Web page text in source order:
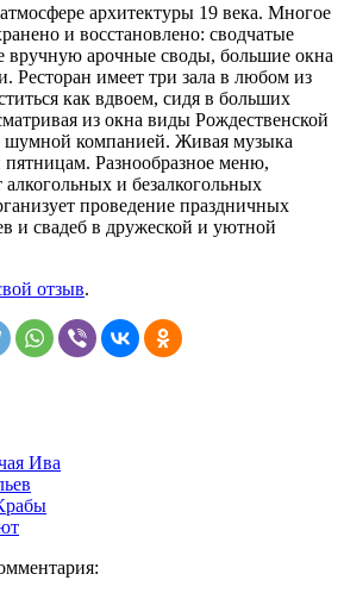
архитектуры 19 века. Многое
и восстановлено: сводчатые
вручную арочные своды, большие окна
Ресторан имеет три зала в любом из
как вдвоем, сидя в больших
из окна виды Рождественской
шумной компанией. Живая музыка
пятницам. Разнообразное меню,
и безалкогольных
проведение праздничных
и свадеб в дружеской и уютной
отзыв.
Ива